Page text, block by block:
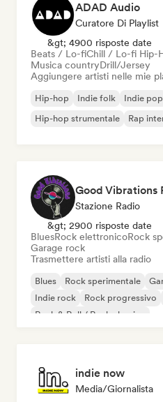
ADAD Audio
Curatore Di Playlist
&gt; 4900 risposte date
Beats / Lo-fiChill / Lo-fi Hip-
Musica countryDrill/Jersey
Aggiungere artisti nelle mie
Hip-hop Indie folk Indie pop
Hip-hop strumentale
Rap
Good Vibrations
Stazione Radio
&gt; 2900 risposte date
BluesRock elettronicoRock
Garage rock
Trasmettere artisti alla radio
Blues Rock sperimentale
Indie rock
Rock progressivo
Rock & Roll / Rock classico
indie now
Media/Giornalista